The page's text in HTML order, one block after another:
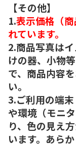
【その他】
1.表示価格（
れています。
2.商品写真は
けの器、小物
で、商品内容
い。
3.ご利用の端末
や環境（モニ
り、色の見え
います。あら